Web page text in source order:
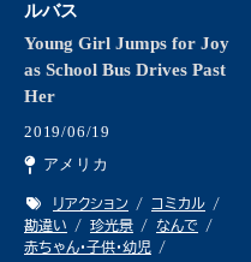
ルバス
Young Girl Jumps for Joy
as School Bus Drives Past
Her
2019/06/19
アメリカ
リアクション
コミカル
勘違い
珍光景
なんで
赤ちゃん・子供・幼児